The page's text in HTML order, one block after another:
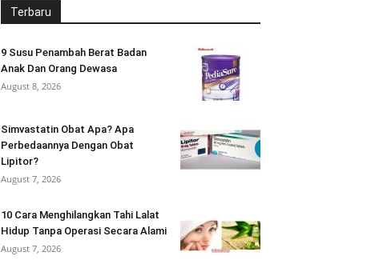
Terbaru
9 Susu Penambah Berat Badan
Anak Dan Orang Dewasa
August 8, 2026
Simvastatin Obat Apa? Apa
Perbedaannya Dengan Obat
Lipitor?
August 7, 2026
10 Cara Menghilangkan Tahi Lalat
Hidup Tanpa Operasi Secara Alami
August 7, 2026